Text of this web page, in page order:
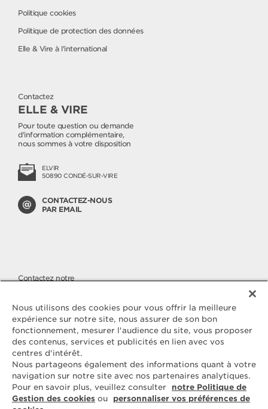
Politique cookies
Politique de protection des données
Elle & Vire à l'international
Contactez
ELLE & VIRE
Pour toute question ou demande
d'information complémentaire,
nous sommes à votre disposition
ELVIR
50890 CONDÉ-SUR-VIRE
CONTACTEZ-NOUS
PAR EMAIL
Contactez notre
Nous apportons une attention
toute particulière à la qualité de
nos produits, malgré cela si vous
avez des questions ou une
réclamation à nous faire parvenir,
vous pouvez nous joindre sur
notre numéro cristal.
N° CRISTAL 09 69 39 54 09
Nous utilisons des cookies pour vous offrir la meilleure
expérience sur notre site, nous assurer de son bon
fonctionnement, mesurer l'audience du site, vous proposer
des contenus, services et publicités en lien avec vos
centres d'intérêt.
Nous partageons également des informations quant à votre
navigation sur notre site avec nos partenaires analytiques.
Pour en savoir plus, veuillez consulter
notre Politique de
Gestion des cookies ou
personnaliser vos préférences de